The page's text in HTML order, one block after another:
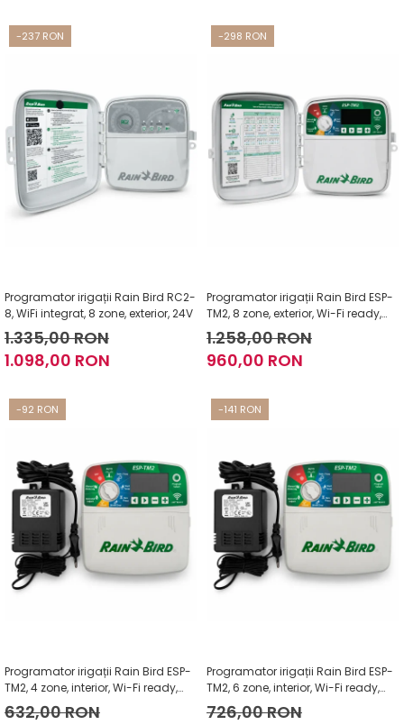
-237 RON
Programator irigații Rain Bird RC2-
8, WiFi integrat, 8 zone, exterior, 24V
1.335,00 RON
1.098,00 RON
-298 RON
Programator irigații Rain Bird ESP-
TM2, 8 zone, exterior, Wi-Fi ready,
24V
1.258,00 RON
960,00 RON
-92 RON
Programator irigații Rain Bird ESP-
TM2, 4 zone, interior, Wi-Fi ready,
24V
632,00 RON
-141 RON
Programator irigații Rain Bird ESP-
TM2, 6 zone, interior, Wi-Fi ready,
24V
726,00 RON